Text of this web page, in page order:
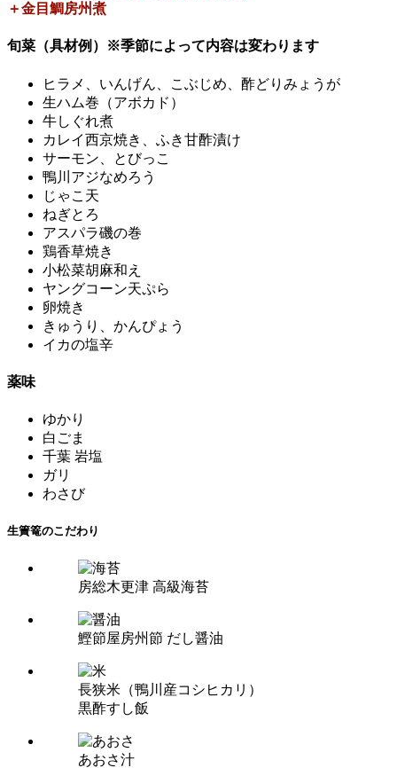
＋金目鯛房州煮
旬菜（具材例）※季節によって内容は変わります
ヒラメ、いんげん、こぶじめ、酢どりみょうが
生ハム巻（アボカド）
牛しぐれ煮
カレイ西京焼き、ふき甘酢漬け
サーモン、とびっこ
鴨川アジなめろう
じゃこ天
ねぎとろ
アスパラ磯の巻
鶏香草焼き
小松菜胡麻和え
ヤングコーン天ぷら
卵焼き
きゅうり、かんぴょう
イカの塩辛
薬味
ゆかり
白ごま
千葉 岩塩
ガリ
わさび
生簀篭のこだわり
房総木更津 高級海苔
鰹節屋房州節 だし醤油
長狭米（鴨川産コシヒカリ）
黒酢すし飯
あおさ汁